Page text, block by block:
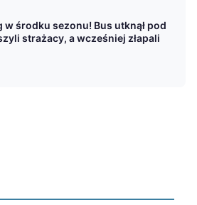
w środku sezonu! Bus utknął pod
strażacy, a wcześniej złapali